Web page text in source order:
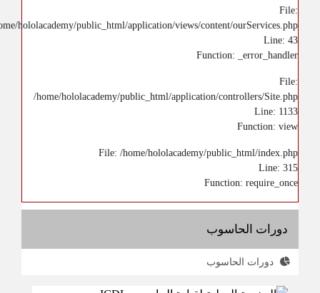
File:
hololacademy/public_html/application/views/content/ourServices.php
Line: 43
Function: _error_handler
File:
/home/hololacademy/public_html/application/controllers/Site.php
Line: 1133
Function: view
File: /home/hololacademy/public_html/index.php
Line: 315
Function: require_once
دورات الحاسوب
دورات الحاسوب